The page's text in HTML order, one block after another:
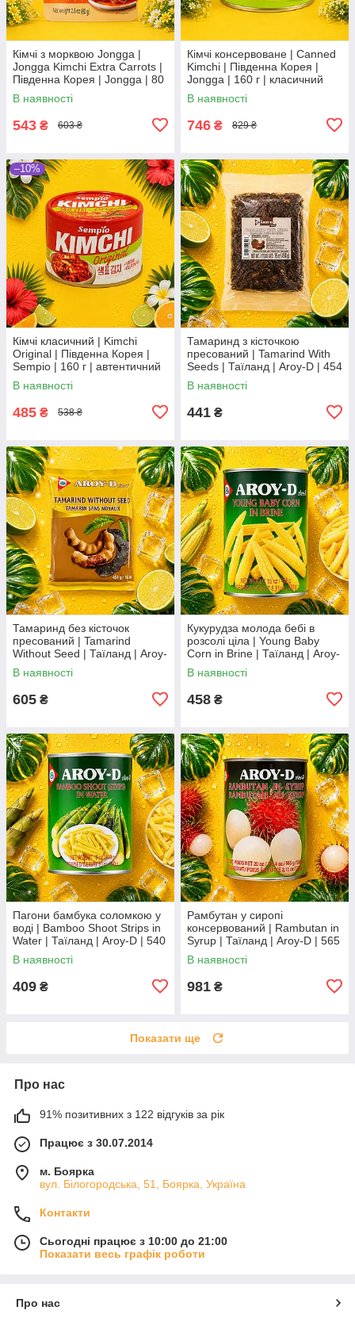
Кімчі з морквою Jongga |
Jongga Kimchi Extra Carrots |
Південна Корея | Jongga | 80
г | пробіотичний смак та
користь По
В наявності
543 ₴ 603 ₴
Кімчі консервоване | Canned
Kimchi | Південна Корея |
Jongga | 160 г | класичний
корейський смак По
В наявності
746 ₴ 829 ₴
–10%
Кімчі класичний | Kimchi
Original | Південна Корея |
Sempio | 160 г | автентичний
корейський смак Во2Во3По
В наявності
485 ₴ 538 ₴
Тамаринд з кісточкою
пресований | Tamarind With
Seeds | Таїланд | Aroy-D | 454
г ХС
В наявності
441 ₴
Тамаринд без кісточок
пресований | Tamarind
Without Seed | Таїланд | Aroy-
D | 454 г XC
В наявності
605 ₴
Кукурудза молода бебі в
розсолі ціла | Young Baby
Corn in Brine | Таїланд | Aroy-
D | 425 г | Ідеальна для
азійських страв XC
В наявності
458 ₴
Пагони бамбука соломкою у
воді | Bamboo Shoot Strips in
Water | Таїланд | Aroy-D | 540
г | Готові для азійських страв
XC
В наявності
409 ₴
Рамбутан у сиропі
консервований | Rambutan in
Syrup | Таїланд | Aroy-D | 565
г | Екзотичний тропічний
десерт XC
В наявності
981 ₴
Показати ще
Про нас
91% позитивних з 122 відгуків за рік
Працює з 30.07.2014
м. Боярка
вул. Білогородська, 51, Боярка, Україна
Контакти
Сьогодні працює з 10:00 до 21:00
Показати весь графік роботи
Про нас